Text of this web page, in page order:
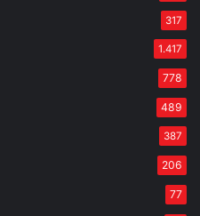
317
1.417
778
489
387
206
77